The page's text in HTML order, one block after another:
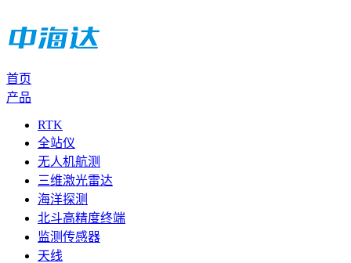
首页
产品
RTK
全站仪
无人机航测
三维激光雷达
海洋探测
北斗高精度终端
监测传感器
天线